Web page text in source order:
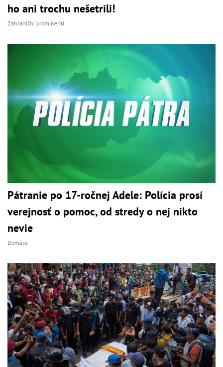
ho ani trochu nešetrili!
Zahraniční prominenti
Pátranie po 17-ročnej Adele: Polícia prosí
verejnosť o pomoc, od stredy o nej nikto
nevie
Domáce